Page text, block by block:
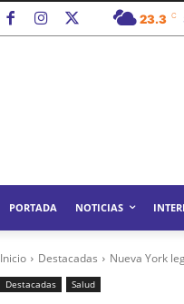
23.3 C
PORTADA NOTICIAS
Inicio Destacadas Nueva York
Destacadas Salud